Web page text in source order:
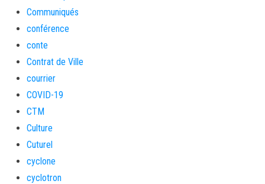
Communiqués
conférence
conte
Contrat de Ville
courrier
COVID-19
CTM
Culture
Cuturel
cyclone
cyclotron